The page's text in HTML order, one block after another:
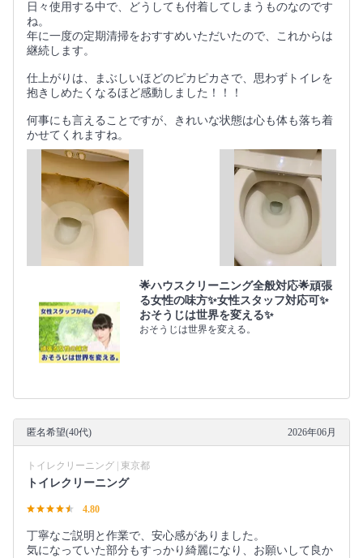
日々使用する中で、どうしても付着してしまうものなのです
ね。
年に一度の定期清掃をおすすめいただいたので、これからは
継続します。
仕上がりは、まぶしいほどのピカピカさで、思わずトイレを
抱きしめたくなるほど感動しました！！！
何事にも言えることですが、きれいな状態は心も体も落ち着
かせてくれますね。
🌟ハウスクリーニング全般対応🌟頑張
る女性の味方✨女性スタッフ対応可✨
おそうじは世界を変える✨
おそうじは世界を変える。
匿名希望(40代) 2026年06月
トイレクリーニング | 東京都
トイレクリーニング
4.80
丁寧なご説明と作業で、安心感がありました。
気になっていた部分もすっかり綺麗になり、お願いして良か